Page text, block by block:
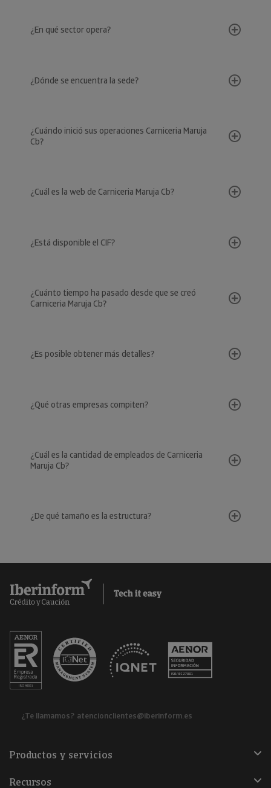
¿En qué sector opera?
¿Dónde se encuentra la sede?
¿Cuándo inició sus operaciones Carniceria Maruja
Cb?
¿Cuál es la web de Carniceria Maruja Cb?
¿Está disponible el CIF?
¿Cuánto tiempo ha pasado desde que se creó
Carniceria Maruja Cb?
¿Es posible obtener más detalles?
¿Qué otras empresas compiten?
¿Cuál es la cantidad de empleados de Carniceria
Maruja Cb?
¿De qué tamaño es la estructura?
¿Te llamamos? atencionclientes@iberinform.es
Productos y servicios
Recursos